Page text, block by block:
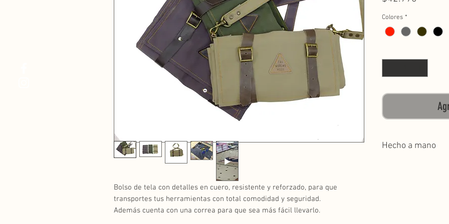
Bolso de tela con detalles en cuero, resistente y reforzado, para que
transportes tus herramientas con total comodidad y seguridad.
Además cuenta con una correa para que sea más fácil llevarlo.
Colores *
Hecho a mano